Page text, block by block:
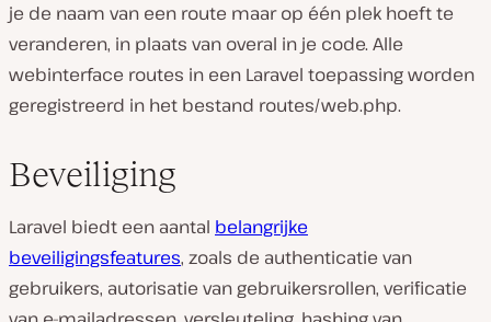
je de naam van een route maar op één plek hoeft te
veranderen, in plaats van overal in je code. Alle
webinterface routes in een Laravel toepassing worden
geregistreerd in het bestand routes/web.php.
Beveiliging
Laravel biedt een aantal belangrijke
beveiligingsfeatures, zoals de authenticatie van
gebruikers, autorisatie van gebruikersrollen, verificatie